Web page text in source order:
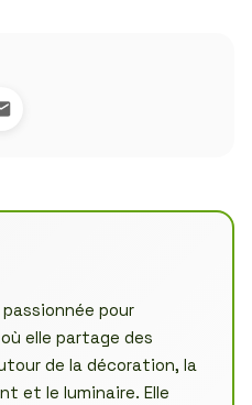
pour
elle partage des
de la décoration, la
et le luminaire. Elle